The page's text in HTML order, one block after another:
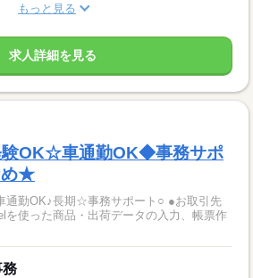
もっと見る
求人詳細を見る
験OK☆車通勤OK◆事務サポ
め★
通勤OK♪長期☆事務サポート○ ●お取引先
を使った商品・出荷データの入力、帳票作
務